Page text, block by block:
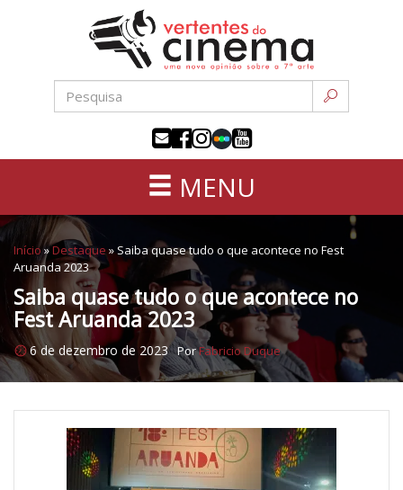
conteúdo
sétima
MENU
Início»Destaque»Saiba quase tudo o que acontece no Fest
Aruanda 2023
Saiba quase tudo o que acontece no
Fest Aruanda 2023
6 de dezembro de 2023 PorFabricio Duque